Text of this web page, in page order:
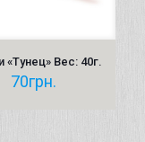
«Тунец» Вес: 40г.
70грн.